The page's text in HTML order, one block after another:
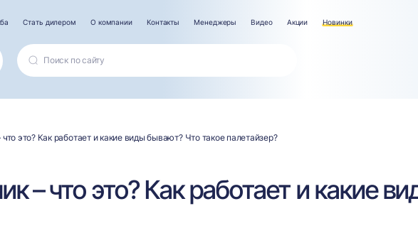
Стать дилером О компании Контакты Менеджеры Видео Акции Новинки
это? Как работает и какие виды бывают? Что такое палетайзер?
– что это? Как работает и какие